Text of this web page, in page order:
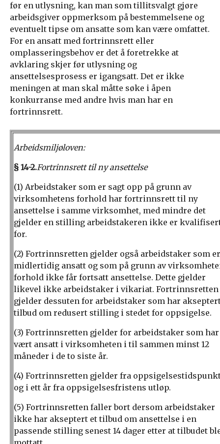
før en utlysning, kan man som tillitsvalgt gjøre
arbeidsgiver oppmerksom på bestemmelsene og
eventuelt tipse om ansatte som kan være omfattet.
For en ansatt med fortrinnsrett eller
omplasseringsbehov er det å foretrekke at
avklaring skjer før utlysning og
ansettelsesprosess er igangsatt. Det er ikke
meningen at man skal måtte søke i åpen
konkurranse med andre hvis man har en
fortrinnsrett.
Arbeidsmiljøloven:
§ 14-2.Fortrinnsrett til ny ansettelse
(1) Arbeidstaker som er sagt opp på grunn av
virksomhetens forhold har fortrinnsrett til ny
ansettelse i samme virksomhet, med mindre det
gjelder en stilling arbeidstakeren ikke er
for.
(2) Fortrinnsretten gjelder også arbeidstaker som er
midlertidig ansatt og som på grunn av
forhold ikke får fortsatt ansettelse. Dette gjelder
likevel ikke arbeidstaker i vikariat. Fortrinnsretten
gjelder dessuten for arbeidstaker som har
tilbud om redusert stilling i stedet for oppsigelse.
(3) Fortrinnsretten gjelder for arbeidstaker som har
vært ansatt i virksomheten i til sammen minst 12
måneder i de to siste år.
(4) Fortrinnsretten gjelder fra
og i ett år fra oppsigelsesfristens utløp.
(5) Fortrinnsretten faller bort dersom arbeidstaker
ikke har akseptert et tilbud om ansettelse i en
passende stilling senest 14 dager etter at tilbudet